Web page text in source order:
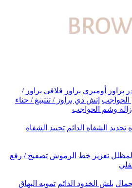
براوز أومبري براوز فلافي براوز /
الحواجب إتش دي براوز / تنتينغ / حناء
إزالة وشم الحواجب
تحديد الشفاه الدائم تحييد الشفاه
تعزيز خط الرموش تصفيح / رفع
بلش الخدود الدائم تمويه البهاق